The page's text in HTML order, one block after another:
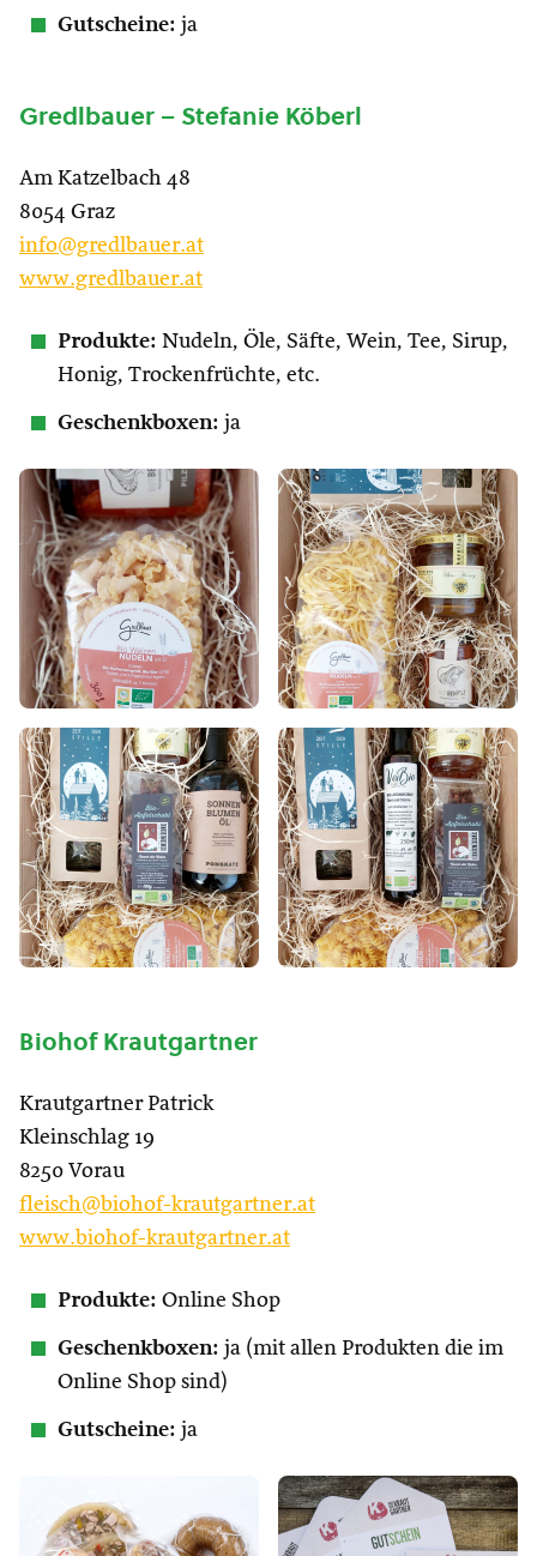
Gutscheine: ja
Gredlbauer – Stefanie Köberl
Am Katzelbach 48
8054 Graz
info@gredlbauer.at
www.gredlbauer.at
Produkte: Nudeln, Öle, Säfte, Wein, Tee, Sirup,
Honig, Trockenfrüchte, etc.
Geschenkboxen: ja
Biohof Krautgartner
Krautgartner Patrick
Kleinschlag 19
8250 Vorau
fleisch@biohof-krautgartner.at
www.biohof-krautgartner.at
Produkte: Online Shop
Geschenkboxen: ja (mit allen Produkten die im
Online Shop sind)
Gutscheine: ja